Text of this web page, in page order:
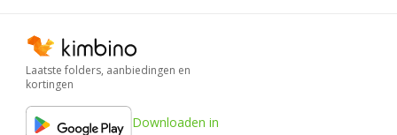
Laatste folders, aanbiedingen en
kortingen
Downloaden in